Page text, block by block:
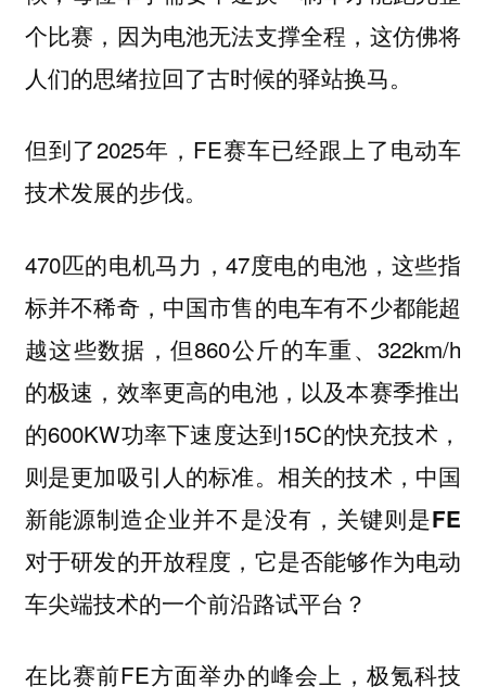
个比赛，因为电池无法支撑全程，这仿佛将
人们的思绪拉回了古时候的驿站换马。
但到了2025年，FE赛车已经跟上了电动车
技术发展的步伐。
470匹的电机马力，47度电的电池，这些指
标并不稀奇，中国市售的电车有不少都能超
越这些数据，但860公斤的车重、322km/h
的极速，效率更高的电池，以及本赛季推出
的600KW功率下速度达到15C的快充技术，
则是更加吸引人的标准。 相关的技术，中国
新能源制造企业并不是没有，关键则是FE
对于研发的开放程度，它是否能够作为电动
车尖端技术的一个前沿路试平台？
在比赛前FE方面举办的峰会上，极氪科技